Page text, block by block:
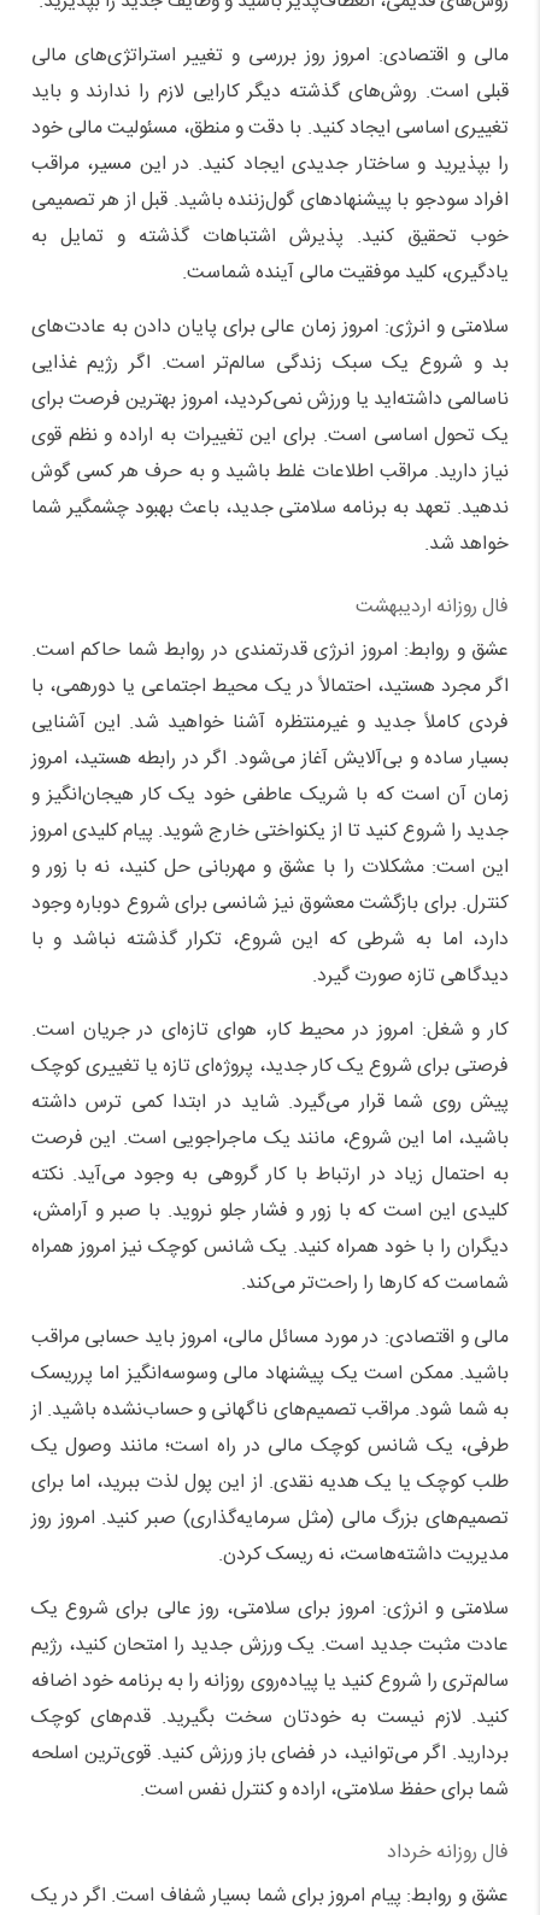
مالی و اقتصادی: امروز روز بررسی و تغییر استراتژی‌های مالی
قبلی است. روش‌های گذشته دیگر کارایی لازم را ندارند و باید
تغییری اساسی ایجاد کنید. با دقت و منطق، مسئولیت مالی خود
را بپذیرید و ساختار جدیدی ایجاد کنید. در این مسیر، مراقب
افراد سودجو با پیشنهادهای گول‌زننده باشید. قبل از هر تصمیمی
خوب تحقیق کنید. پذیرش اشتباهات گذشته و تمایل به
یادگیری، کلید موفقیت مالی آینده شماست.
سلامتی و انرژی: امروز زمان عالی برای پایان دادن به عادت‌های
بد و شروع یک سبک زندگی سالم‌تر است. اگر رژیم غذایی
ناسالمی داشته‌اید یا ورزش نمی‌کردید، امروز بهترین فرصت برای
یک تحول اساسی است. برای این تغییرات به اراده و نظم قوی
نیاز دارید. مراقب اطلاعات غلط باشید و به حرف هر کسی گوش
ندهید. تعهد به برنامه سلامتی جدید، باعث بهبود چشمگیر شما
خواهد شد.
فال روزانه اردیبهشت
عشق و روابط: امروز انرژی قدرتمندی در روابط شما حاکم است.
اگر مجرد هستید، احتمالاً در یک محیط اجتماعی یا دورهمی، با
فردی کاملاً جدید و غیرمنتظره آشنا خواهید شد. این آشنایی
بسیار ساده و بی‌آلایش آغاز می‌شود. اگر در رابطه هستید، امروز
زمان آن است که با شریک عاطفی خود یک کار هیجان‌انگیز و
جدید را شروع کنید تا از یکنواختی خارج شوید. پیام کلیدی امروز
این است: مشکلات را با عشق و مهربانی حل کنید، نه با زور و
کنترل. برای بازگشت معشوق نیز شانسی برای شروع دوباره وجود
دارد، اما به شرطی که این شروع، تکرار گذشته نباشد و با
دیدگاهی تازه صورت گیرد.
کار و شغل: امروز در محیط کار، هوای تازه‌ای در جریان است.
فرصتی برای شروع یک کار جدید، پروژه‌ای تازه یا تغییری کوچک
پیش روی شما قرار می‌گیرد. شاید در ابتدا کمی ترس داشته
باشید، اما این شروع، مانند یک ماجراجویی است. این فرصت
به احتمال زیاد در ارتباط با کار گروهی به وجود می‌آید. نکته
کلیدی این است که با زور و فشار جلو نروید. با صبر و آرامش،
دیگران را با خود همراه کنید. یک شانس کوچک نیز امروز همراه
شماست که کارها را راحت‌تر می‌کند.
مالی و اقتصادی: در مورد مسائل مالی، امروز باید حسابی مراقب
باشید. ممکن است یک پیشنهاد مالی وسوسه‌انگیز اما پرریسک
به شما شود. مراقب تصمیم‌های ناگهانی و حساب‌نشده باشید. از
طرفی، یک شانس کوچک مالی در راه است؛ مانند وصول یک
طلب کوچک یا یک هدیه نقدی. از این پول لذت ببرید، اما برای
تصمیم‌های بزرگ مالی (مثل سرمایه‌گذاری) صبر کنید. امروز روز
مدیریت داشته‌هاست، نه ریسک کردن.
سلامتی و انرژی: امروز برای سلامتی، روز عالی برای شروع یک
عادت مثبت جدید است. یک ورزش جدید را امتحان کنید، رژیم
سالم‌تری را شروع کنید یا پیاده‌روی روزانه را به برنامه خود اضافه
کنید. لازم نیست به خودتان سخت بگیرید. قدم‌های کوچک
بردارید. اگر می‌توانید، در فضای باز ورزش کنید. قوی‌ترین اسلحه
شما برای حفظ سلامتی، اراده و کنترل نفس است.
فال روزانه خرداد
عشق و روابط: پیام امروز برای شما بسیار شفاف است. اگر در یک